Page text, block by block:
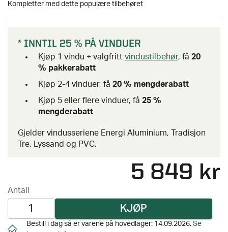
Kompletter med dette populære tilbehøret
* INNTIL 25 % PÅ VINDUER
Kjøp 1 vindu + valgfritt vindustilbehør, få 20
% pakkerabatt
Kjøp 2-4 vinduer, få 20 % mengderabatt
Kjøp 5 eller flere vinduer, få 25 %
mengderabatt
Gjelder vindusseriene Energi Aluminium, Tradisjon
Tre, Lyssand og PVC.